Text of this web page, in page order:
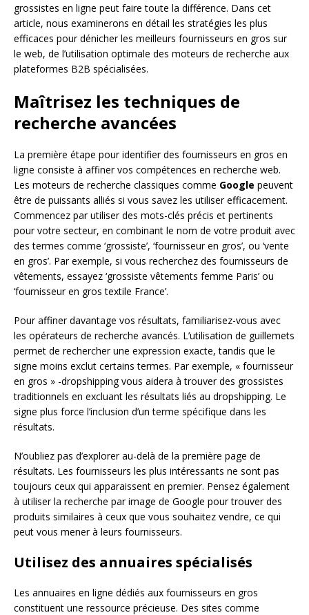
grossistes en ligne peut faire toute la différence. Dans cet
article, nous examinerons en détail les stratégies les plus
efficaces pour dénicher les meilleurs fournisseurs en gros sur
le web, de l’utilisation optimale des moteurs de recherche aux
plateformes B2B spécialisées.
Maîtrisez les techniques de
recherche avancées
La première étape pour identifier des fournisseurs en gros en
ligne consiste à affiner vos compétences en recherche web.
Les moteurs de recherche classiques comme Google peuvent
être de puissants alliés si vous savez les utiliser efficacement.
Commencez par utiliser des mots-clés précis et pertinents
pour votre secteur, en combinant le nom de votre produit avec
des termes comme ‘grossiste’, ‘fournisseur en gros’, ou ‘vente
en gros’. Par exemple, si vous recherchez des fournisseurs de
vêtements, essayez ‘grossiste vêtements femme Paris’ ou
‘fournisseur en gros textile France’.
Pour affiner davantage vos résultats, familiarisez-vous avec
les opérateurs de recherche avancés. L’utilisation de guillemets
permet de rechercher une expression exacte, tandis que le
signe moins exclut certains termes. Par exemple, « fournisseur
en gros » -dropshipping vous aidera à trouver des grossistes
traditionnels en excluant les résultats liés au dropshipping. Le
signe plus force l’inclusion d’un terme spécifique dans les
résultats.
N’oubliez pas d’explorer au-delà de la première page de
résultats. Les fournisseurs les plus intéressants ne sont pas
toujours ceux qui apparaissent en premier. Pensez également
à utiliser la recherche par image de Google pour trouver des
produits similaires à ceux que vous souhaitez vendre, ce qui
peut vous mener à leurs fournisseurs.
Utilisez des annuaires spécialisés
Les annuaires en ligne dédiés aux fournisseurs en gros
constituent une ressource précieuse. Des sites comme